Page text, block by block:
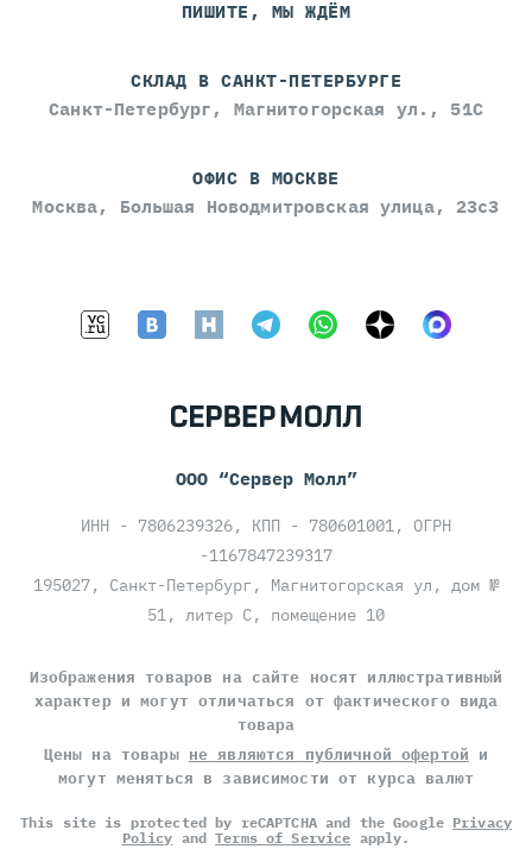
ПИШИТЕ, МЫ ЖДЁМ
СКЛАД В САНКТ-ПЕТЕРБУРГЕ
Санкт-Петербург, Магнитогорская ул., 51С
ОФИС В МОСКВЕ
Москва, Большая Новодмитровская улица, 23с3
ООО “Сервер Молл”
ИНН - 7806239326, КПП - 780601001, ОГРН
-1167847239317
195027, Санкт-Петербург, Магнитогорская ул, дом №
51, литер С, помещение 10
Изображения товаров на сайте носят иллюстративный
характер и могут отличаться от фактического вида
товара
Цены на товары не являются публичной офертой и
могут меняться в зависимости от курса валют
This site is protected by reCAPTCHA and the Google Privacy
Policy andTerms of Service apply.